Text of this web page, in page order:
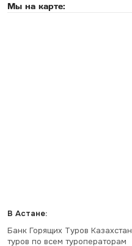
Мы на карте:
В Астане:
Банк Горящих Туров
туров по всем туроператорам